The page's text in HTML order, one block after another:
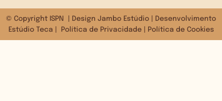
© Copyright ISPN | Design Jambo Estúdio | Desenvolvimento
Estúdio Teca
Política de Privacidade| Política de Cookies